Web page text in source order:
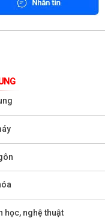
học, nghệ thuật